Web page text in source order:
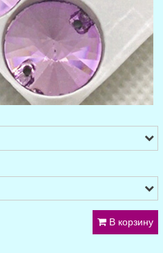
В корзину